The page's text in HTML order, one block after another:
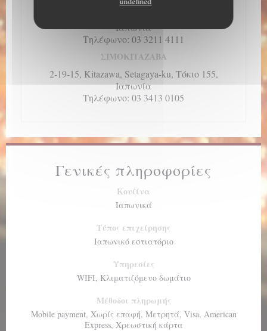
Ιαπωνία
Τηλέφωνο: 03 3211 4111
ΣΙΜΟΚΙΤΑΖΑΒΑ
2-19-15, Kitazawa, Setagaya-ku, Τόκιο 155,
Ιαπωνία
Τηλέφωνο: 03 3413 0105
Γενικές πληροφορίες
Κουζίνα
Ιαπωνικά
Τύπος επιχείρησης
Ιαπωνικό εστιατόριο
Υπηρεσίες
WIFI, Κλιματιζόμενο δωμάτιο
Μέθοδοι πληρωμής
Mobile payment, Χωρίς επαφή, Μετρητά, Visa, American
Express, Χρεωστική κάρτα